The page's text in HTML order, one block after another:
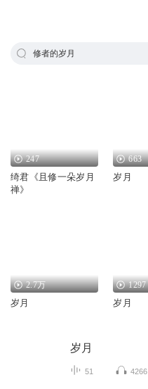
修者的岁月
247
绮君《且修一朵岁月
禅》
663
岁月
2.7万
岁月
1297
岁月
岁月
51 4266